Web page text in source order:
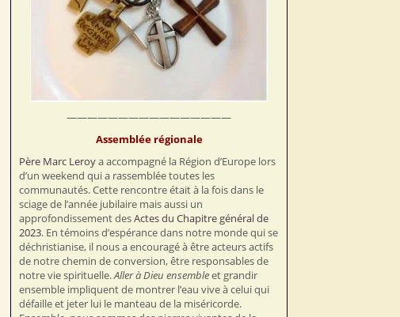
————————————————
Assemblée régionale
Père Marc Leroya accompagné la Région d’Europe lors
d’un weekend qui a rassemblée toutes les
communautés. Cette rencontre était à la fois dans le
sciage de l’année jubilaire mais aussi un
approfondissement desActes du Chapitre général de
2023. En témoins d’espérance dans notre monde qui se
déchristianise, il nous a encouragé à être acteurs actifs
de notre chemin de conversion, être responsables de
notre vie spirituelle.Aller à Dieu ensembleet grandir
ensemble impliquent de montrer l’eau vive à celui qui
défaille et jeter lui le manteau de la miséricorde.